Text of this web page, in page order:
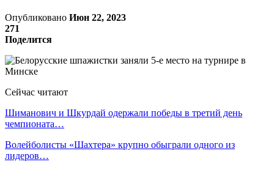
Опубликовано Июн 22, 2023
271
Поделится
Сейчас читают
Шиманович и Шкурдай одержали победы в третий день
чемпионата…
Волейболисты «Шахтера» крупно обыграли одного из
лидеров…